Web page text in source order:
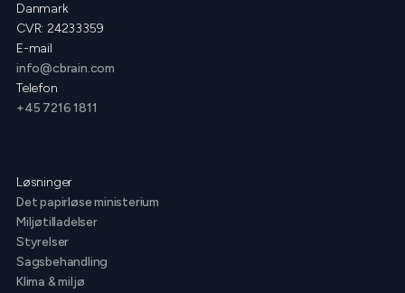
Danmark
CVR: 24233359
E-mail
info@cbrain.com
Telefon
+45 7216 1811
Løsninger
Det papirløse ministerium
Miljøtilladelser
Styrelser
Sagsbehandling
Klima & miljø